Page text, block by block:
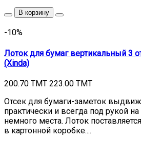
В корзину
-10%
Лоток для бумаг вертикальный 3
(Xinda)
200.70 TMT 223.00 TMT
Отсек для бумаги-заметок
практически и всегда под рукой
немного места. Лоток
в картонной коробке....